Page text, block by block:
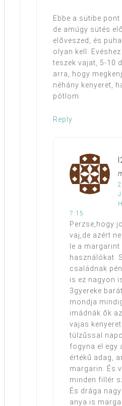
Ebbe a sütibe pont
de amúgy sütés
előveszed, és
olyan kell.
teszek vajat, 5-10
arra, hogy
néhány kenyeret,
pótlom.
Reply
7:15
Perzse,hogy
vaj,de azért
le a margarint
használókat.
családnak
is ez nagyon
3gyereke
mondja
imádnák ők
vajas
túlzűssal
fogyna el egy
értékű adag,
margarin. És
minden fillér
És drága
anya is